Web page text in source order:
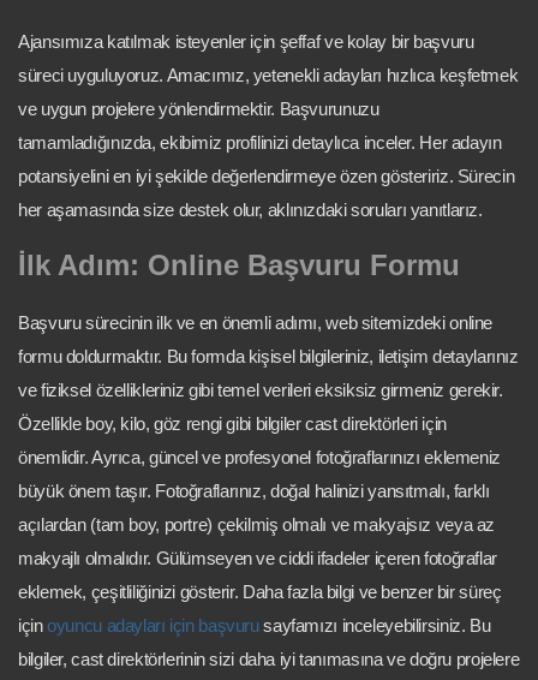
Ajansımıza katılmak isteyenler için şeffaf ve kolay bir başvuru
süreci uyguluyoruz. Amacımız, yetenekli adayları hızlıca keşfetmek
ve uygun projelere yönlendirmektir. Başvurunuzu
tamamladığınızda, ekibimiz profilinizi detaylıca inceler. Her adayın
potansiyelini en iyi şekilde değerlendirmeye özen gösteririz. Sürecin
her aşamasında size destek olur, aklınızdaki soruları yanıtlarız.
İlk Adım: Online Başvuru Formu
Başvuru sürecinin ilk ve en önemli adımı, web sitemizdeki online
formu doldurmaktır. Bu formda kişisel bilgileriniz, iletişim detaylarınız
ve fiziksel özellikleriniz gibi temel verileri eksiksiz girmeniz gerekir.
Özellikle boy, kilo, göz rengi gibi bilgiler cast direktörleri için
önemlidir. Ayrıca, güncel ve profesyonel fotoğraflarınızı eklemeniz
büyük önem taşır. Fotoğraflarınız, doğal halinizi yansıtmalı, farklı
açılardan (tam boy, portre) çekilmiş olmalı ve makyajsız veya az
makyajlı olmalıdır. Gülümseyen ve ciddi ifadeler içeren fotoğraflar
eklemek, çeşitliliğinizi gösterir. Daha fazla bilgi ve benzer bir süreç
içinoyuncu adayları için başvurusayfamızı inceleyebilirsiniz. Bu
bilgiler, cast direktörlerinin sizi daha iyi tanımasına ve doğru projelere